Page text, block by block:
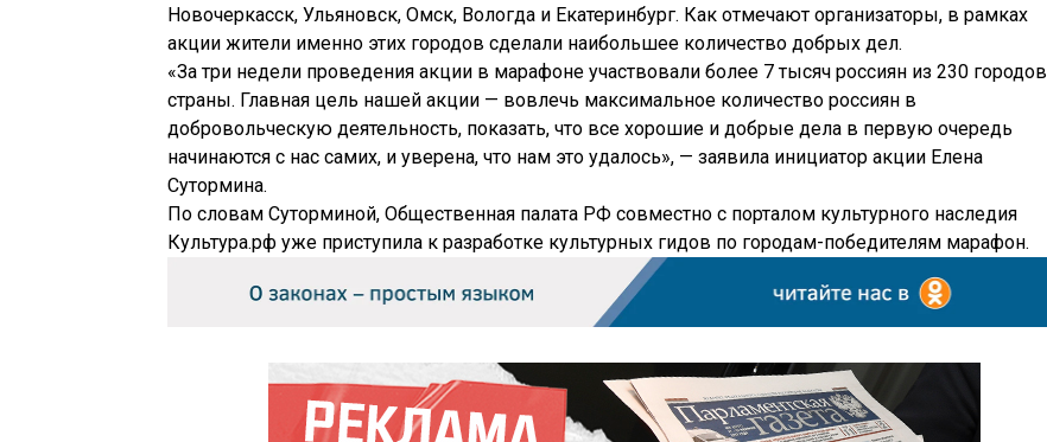
Новочеркасск, Ульяновск, Омск, Вологда и Екатеринбург. Как отмечают организаторы, в рамках
акции жители именно этих городов сделали наибольшее количество добрых дел.
«За три недели проведения акции в марафоне участвовали более 7 тысяч россиян из 230 городов
страны. Главная цель нашей акции — вовлечь максимальное количество россиян в
добровольческую деятельность, показать, что все хорошие и добрые дела в первую очередь
начинаются с нас самих, и уверена, что нам это удалось», — заявила инициатор акции Елена
Сутормина.
По словам Суторминой, Общественная палата РФ совместно с порталом культурного наследия
Культура.рф уже приступила к разработке культурных гидов по городам-победителям марафон.